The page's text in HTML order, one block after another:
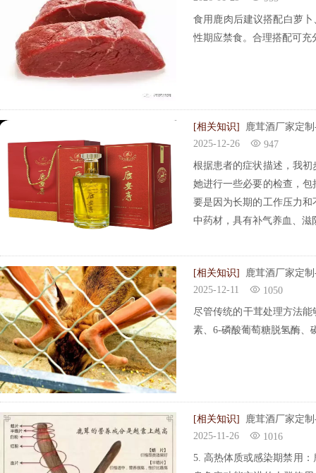
食用鹿肉后建议搭配白萝
性期应禁食。合理搭配可
[相关知识]
鹿茸酒厂家定
2025-12-26
947
根据患者的症状描述，我
她进行一些必要的检查，
要是因为长期的工作压力
中药材，具有补气养血、
[相关知识]
鹿茸酒厂家定
2025-12-11
1050
尽管传统的干茸处理方法
素、6-磷酸葡萄糖脱氢酶、
[相关知识]
鹿茸酒厂家定
2025-11-26
1016
5. 高热体质或感染期禁用